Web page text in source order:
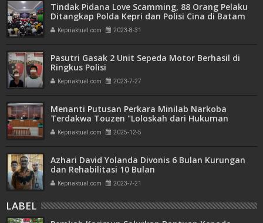
Tindak Pidana Love Scamming, 88 Orang Pelaku
Ditangkap Polda Kepri dan Polisi Cina di Batam
Kepriaktual.com 2023-8-31
Pasutri Gasak 2 Unit Sepeda Motor Berhasil di
Ringkus Polisi
Kepriaktual.com 2023-7-27
Menanti Putusan Perkara Minilab Narkoba
Terdakwa Touzen "Loloskah dari Hukuman
Seumur Hidup atau Mati"
Kepriaktual.com 2025-12-5
Azhari David Yolanda Divonis 6 Bulan Kurungan
dan Rehabilitasi 10 Bulan
Kepriaktual.com 2023-7-21
LABEL